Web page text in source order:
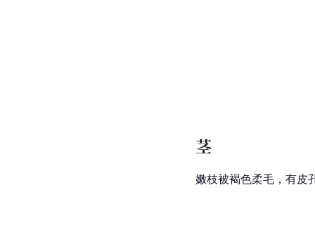
茎
嫩枝被褐色柔毛，有皮